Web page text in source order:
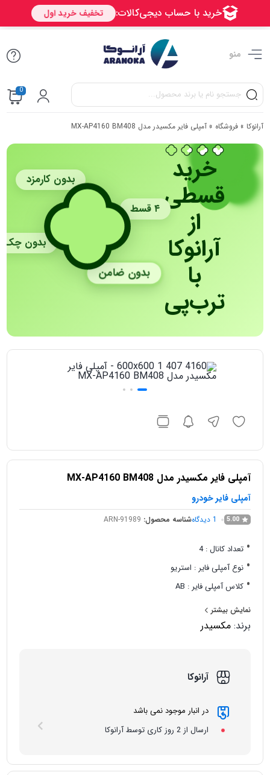
منو
0
آرانوکا »فروشگاه »آمپلی فایر مکسیدر مدل MX-AP4160 BM408
خرید
قسطی
از
آرانوکا
با
ترب‌پی
بدون کارمزد
۴ قسط
بدون چک
بدون ضامن
آمپلی فایر مکسیدر مدل MX-AP4160 BM408
آمپلی فایر خودرو
5.00
1 دیدگاهشناسه محصول: ARN-91989
تعداد کانال : 4
نوع آمپلی فایر : استریو
کلاس آمپلی فایر : AB
قابلیت پل زنی (Bridge) : دارد
نمایش بیشتر
برند:مکسیدر
آرانوکا
در انبار موجود نمی باشد
ارسال از 2 روز کاری توسط آرانوکا